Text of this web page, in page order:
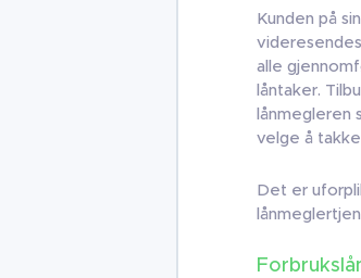
Kunden på
alle
låntaker.
lånmegleren
velge å
Det er